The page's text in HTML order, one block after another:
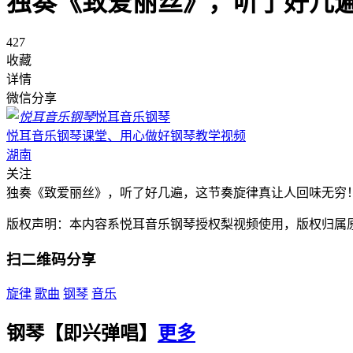
427
收藏
详情
微信分享
悦耳音乐钢琴
悦耳音乐钢琴课堂、用心做好钢琴教学视频
湖南
关注
独奏《致爱丽丝》，听了好几遍，这节奏旋律真让人回味无穷
版权声明：本内容系悦耳音乐钢琴授权梨视频使用，版权归属
扫二维码分享
旋律 歌曲 钢琴 音乐
钢琴【即兴弹唱】 更多